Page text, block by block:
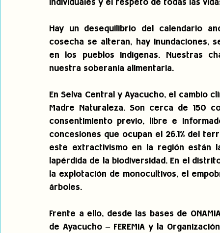
individuales y el respeto de todas las
Hay un desequilibrio del calendario
cosecha se alteran, hay inundaciones,
en los pueblos indígenas. Nuestras
nuestra soberanía alimentaria.
En Selva Central y Ayacucho, el cambio
Madre Naturaleza. Son cerca de 150
consentimiento previo, libre e
concesiones que ocupan el 26.1% del
este extractivismo en la región están
lapérdida de la biodiversidad. En el
la explotación de monocultivos, el
árboles.
Frente a ello, desde las bases de
de Ayacucho – FEREMIA y la